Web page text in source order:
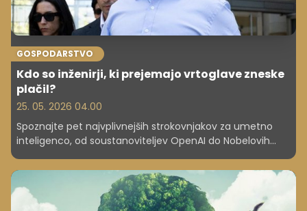
GOSPODARSTVO
Kdo so inženirji, ki prejemajo vrtoglave zneske
plačil?
25. 05. 2026 04.00
Spoznajte pet najvplivnejših strokovnjakov za umetno
inteligenco, od soustanoviteljev OpenAI do Nobelovih
plače.